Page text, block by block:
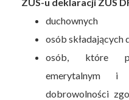
duchownych
osób składających
osób, które
emerytalnym i
dobrowolności